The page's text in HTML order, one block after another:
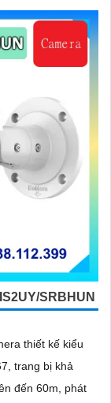
SRBHUN
thiết kế kiểu
đến 60m, phát